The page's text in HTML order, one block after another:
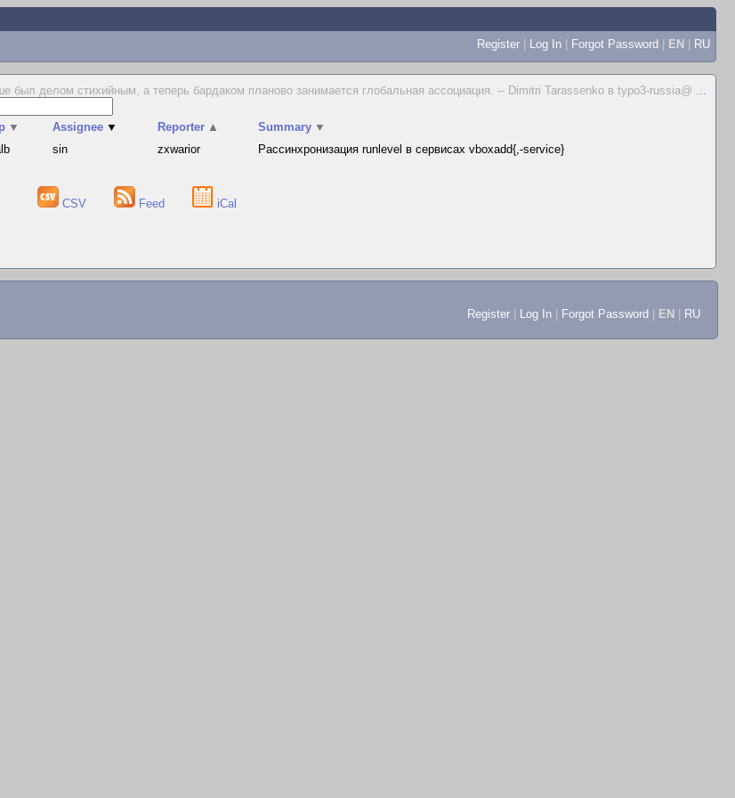
Register | Log In | Forgot Password | EN | RU
был делом стихийным, а теперь бардаком планово занимается глобальная ассоциация. -- Dimitri Tarassenko в typo3-russia@ ...
▼ Assignee ▼ Reporter ▲ Summary ▼
sin zxwarior Рассинхронизация runlevel в сервисах vboxadd{,-service}
CSV Feed iCal
Register Log In Forgot Password EN RU